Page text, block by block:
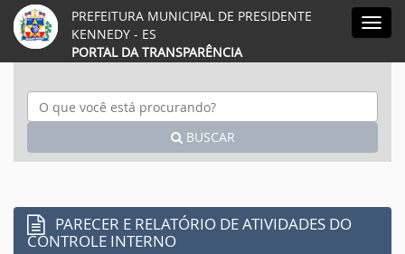
Acessar página inicial do site
Acessar o mapa do siteAção para aumentar tamanho da fonte do site
Ação para diminuir tamanho da fonte do
Ação para aplicar auto contraste
Acessar página sobre
Acessar página sobre
Acessar página sobre
Acessar Webmail
Acessar
Menu
PREFEITURA MUNICIPAL DE PRESIDENTE
KENNEDY - ES
PORTAL DA TRANSPARÊNCIA
BUSCAR
PARECER E RELATÓRIO DE ATIVIDADES DO
CONTROLE INTERNO